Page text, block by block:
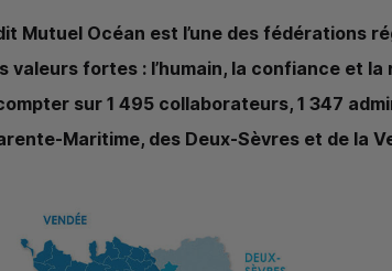
Mutuel Océan est l’une des fédérations
valeurs fortes : l’humain, la confiance et
sur 1 495 collaborateurs, 1 347
Maritime, des Deux-Sèvres et de la